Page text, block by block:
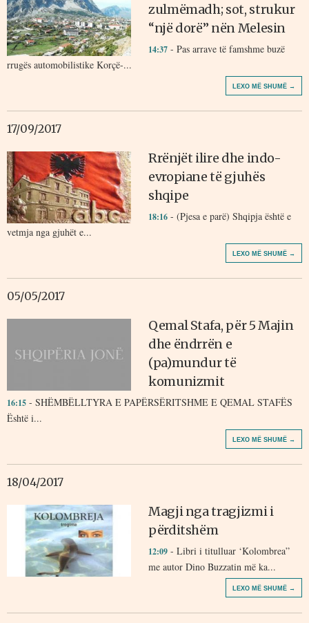
zulmëmadh; sot, strukur
“një dorë” nën Melesin
14:37 - Pas arrave të famshme buzë
rrugës automobilistike Korçë-...
LEXO MË SHUMË →
17/09/2017
Rrënjët ilire dhe indo-
evropiane të gjuhës
shqipe
18:16 - (Pjesa e parë) Shqipja është e
vetmja nga gjuhët e...
LEXO MË SHUMË →
05/05/2017
Qemal Stafa, për 5 Majin
dhe ëndrrën e
(pa)mundur të
komunizmit
16:15 - SHËMBËLLTYRA E PAPËRSËRITSHME E QEMAL STAFËS
Është i...
LEXO MË SHUMË →
18/04/2017
Magji nga tragjizmi i
përditshëm
12:09 - Libri i titulluar ‘Kolombrea”
me autor Dino Buzzatin më ka...
LEXO MË SHUMË →